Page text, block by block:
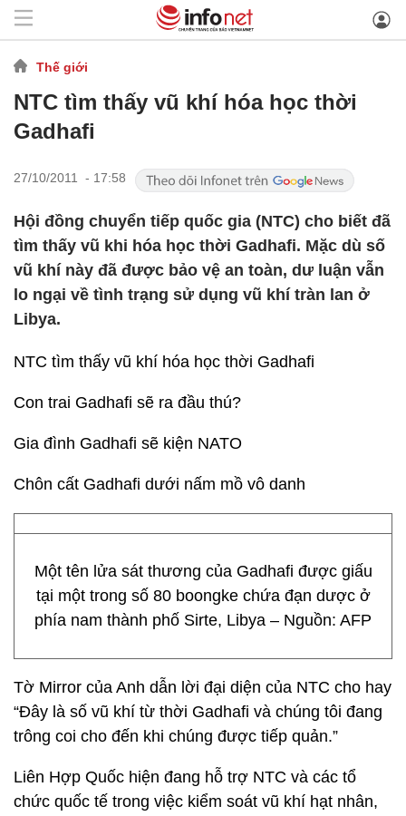
Thế giới
NTC tìm thấy vũ khí hóa học thời
Gadhafi
27/10/2011 - 17:58
Hội đồng chuyển tiếp quốc gia (NTC) cho biết đã
tìm thấy vũ khi hóa học thời Gadhafi. Mặc dù số
vũ khí này đã được bảo vệ an toàn, dư luận vẫn
lo ngại về tình trạng sử dụng vũ khí tràn lan ở
Libya.
NTC tìm thấy vũ khí hóa học thời Gadhafi
Con trai Gadhafi sẽ ra đầu thú?
Gia đình Gadhafi sẽ kiện NATO
Chôn cất Gadhafi dưới nấm mồ vô danh
Một tên lửa sát thương của Gadhafi được giấu
tại một trong số 80 boongke chứa đạn dược ở
phía nam thành phố Sirte, Libya – Nguồn: AFP
Tờ Mirror của Anh dẫn lời đại diện của NTC cho hay
“Đây là số vũ khí từ thời Gadhafi và chúng tôi đang
trông coi cho đến khi chúng được tiếp quản.”
Liên Hợp Quốc hiện đang hỗ trợ NTC và các tổ
chức quốc tế trong việc kiểm soát vũ khí hạt nhân,